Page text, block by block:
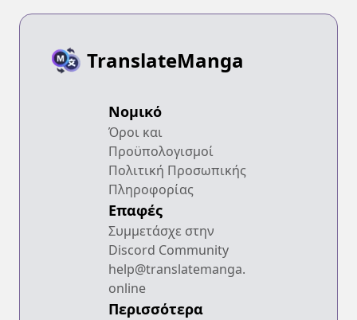
TranslateManga
Νομικό
Όροι και
Προϋπολογισμοί
Πολιτική Προσωπικής
Πληροφορίας
Επαφές
Συμμετάσχε στην
Discord Community
help@translatemanga.
online
Περισσότερα